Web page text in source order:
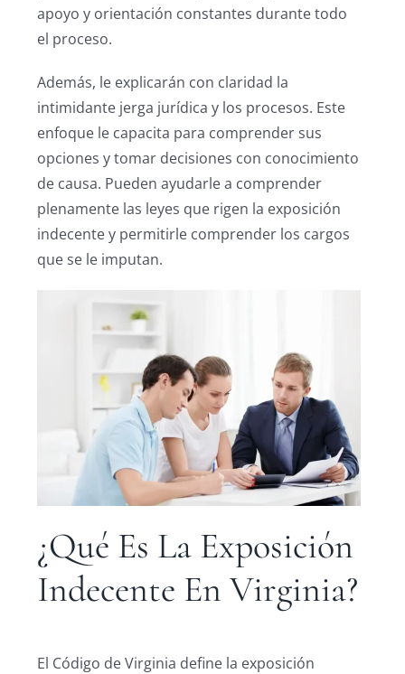
apoyo y orientación constantes durante todo
el proceso.
Además, le explicarán con claridad la
intimidante jerga jurídica y los procesos. Este
enfoque le capacita para comprender sus
opciones y tomar decisiones con conocimiento
de causa. Pueden ayudarle a comprender
plenamente las leyes que rigen la exposición
indecente y permitirle comprender los cargos
que se le imputan.
¿Qué Es La Exposición
Indecente En Virginia?
El Código de Virginia define la exposición